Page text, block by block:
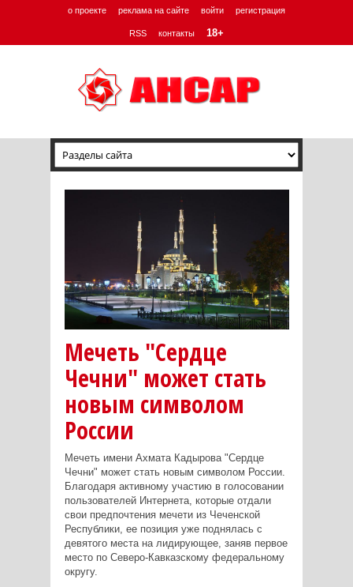
о проекте реклама на сайте войти регистрация
RSS контакты 18+
Мечеть "Сердце
Чечни" может стать
новым символом
России
Мечеть имени Ахмата Кадырова "Сердце
Чечни" может стать новым символом России.
Благодаря активному участию в голосовании
пользователей Интернета, которые отдали
свои предпочтения мечети из Чеченской
Республики, ее позиция уже поднялась с
девятого места на лидирующее, заняв первое
место по Северо-Кавказскому федеральному
округу.